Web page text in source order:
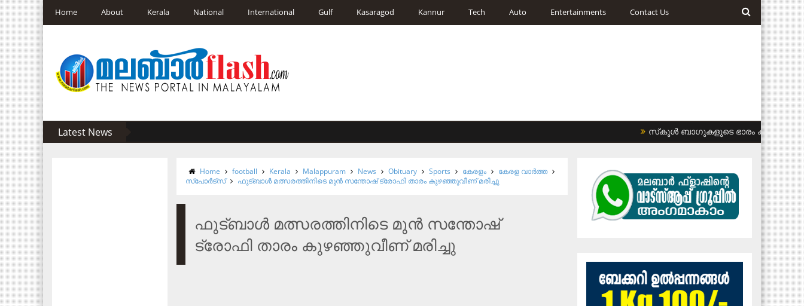
Home About Kerala National International Gulf Kasaragod Kannur Tech Auto Entertainments Contact Us
Latest News സ്‌കൂള്‍ ബാഗുകളുടെ ഭാരം കുറയ്ക്കണം:
Home football Kerala Malappuram News Obituary Sports കേരളം
കേരള വാര്‍ത്ത
സ്പോർട്സ്
ഫുട്ബാള്‍ മത്സരത്തിനിടെ മുന്‍ സന്തോഷ് ട്രോഫി താരം കുഴഞ്ഞുവീണ് മരിച്ചു
ഫുട്ബാള്‍ മത്സരത്തിനിടെ മുന്‍ സന്തോഷ്
ട്രോഫി താരം കുഴഞ്ഞുവീണ് മരിച്ചു